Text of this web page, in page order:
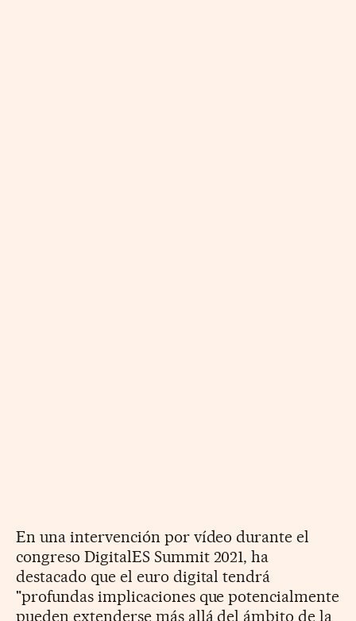
En una intervención por vídeo durante el
congreso DigitalES Summit 2021, ha
destacado que el euro digital tendrá
"profundas implicaciones que potencialmente
pueden extenderse más allá del ámbito de la